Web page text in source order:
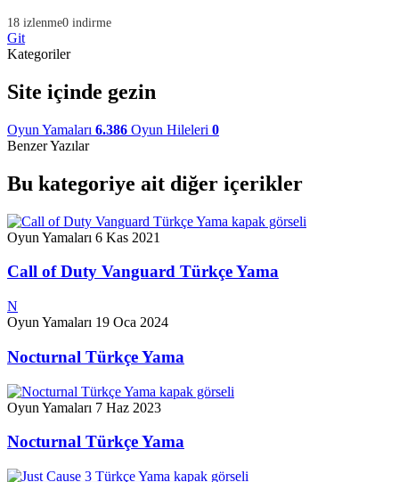
18 izlenme0 indirme
Git
Kategoriler
Site içinde gezin
Oyun Yamaları 6.386 Oyun Hileleri 0
Benzer Yazılar
Bu kategoriye ait diğer içerikler
Oyun Yamaları 6 Kas 2021
Call of Duty Vanguard Türkçe Yama
N
Oyun Yamaları 19 Oca 2024
Nocturnal Türkçe Yama
Oyun Yamaları 7 Haz 2023
Nocturnal Türkçe Yama